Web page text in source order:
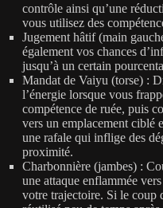
contrôle ainsi qu’une
vous utilisez des
Jugement hâtif (main
également vos chances
jusqu’à un certain
Mandat de Vaiyu (torse) :
l’énergie lorsque vous
compétence de ruée, puis
vers un emplacement ciblé
une rafale qui inflige des
proximité.
Charbonnière (jambes) :
une attaque enflammée
votre trajectoire. Si le coup